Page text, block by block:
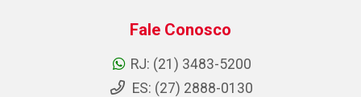
Fale Conosco
RJ: (21) 3483-5200
ES: (27) 2888-0130